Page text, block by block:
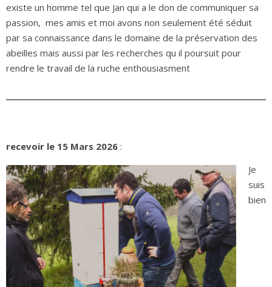
existe un homme tel que Jan qui a le don de communiquer sa
passion, mes amis et moi avons non seulement été séduit
par sa connaissance dans le domaine de la préservation des
abeilles mais aussi par les recherches qu il poursuit pour
rendre le travail de la ruche enthousiasment
recevoir le 15 Mars 2026 :
Je
suis
bien